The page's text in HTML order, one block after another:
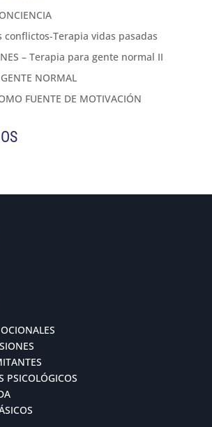
conflictos-Terapia vidas pasadas
– Terapia para gente normal II
NORMAL
FUENTE DE MOTIVACIÓN
PSICOLÓGICOS